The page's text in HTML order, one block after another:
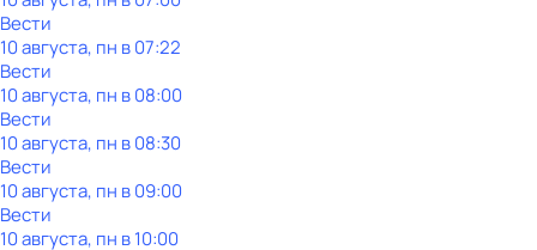
Вести
10 августа, пн в 07:22
Вести
10 августа, пн в 08:00
Вести
10 августа, пн в 08:30
Вести
10 августа, пн в 09:00
Вести
10 августа, пн в 10:00